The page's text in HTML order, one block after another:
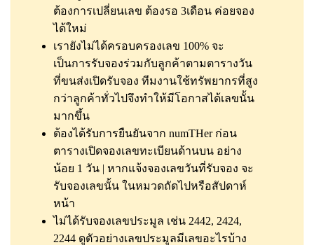
ต้องการเปลี่ยนเลข ต้องรอ 3เดือน ค่อยจอง
ได้ใหม่
เรายังไม่ได้ครอบครองเลข 100% จะ
เป็นการรับจองร่วมกับลูกค้าตามตารางวัน
ที่ขนส่งเปิดรับจอง ทีมงานใช้ทรัพยากรที่สูง
กว่าลูกค้าทั่วไปจึงทำให้มีโอกาสได้เลขนั้น
มากขึ้น
ต้องได้รับการยืนยันจาก numTHer ก่อน
ตารางเปิดจองเลขทะเบียนด้านบน อย่าง
น้อย 1 วัน | หากแจ้งจองเลขวันที่รับจอง จะ
รับจองเลขนั้น ในหมวดถัดไปหรือสัปดาห์
หน้า
ไม่ได้รับจองเลขประมูล เช่น 2442, 2424,
2244 ดูตัวอย่างเลขประมูลมีเลขอะไรบ้าง